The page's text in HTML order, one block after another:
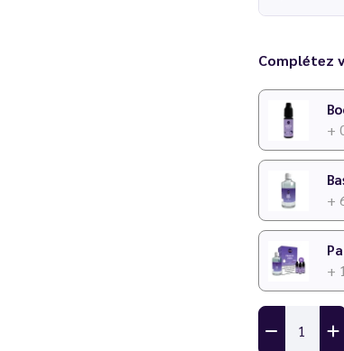
Dosage
Temps de
N'hésitez
Complétez
+
+
+